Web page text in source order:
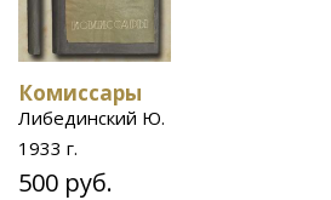
Комиссары
Либединский Ю.
1933 г.
500 руб.